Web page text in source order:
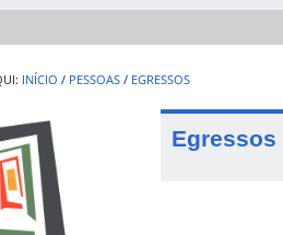
INÍCIO / PESSOAS / EGRESSOS
Egressos